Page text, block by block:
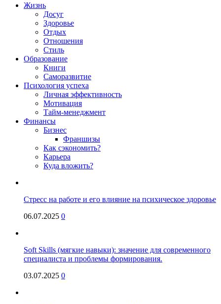
Жизнь
Досуг
Здоровье
Отдых
Отношения
Стиль
Образование
Книги
Саморазвитие
Психология успеха
Личная эффективность
Мотивация
Тайм-менеджмент
Финансы
Бизнес
Франшизы
Как сэкономить?
Карьера
Куда вложить?
Стресс на работе и его влияние на психическое здоровье
06.07.2025 0
Soft Skills (мягкие навыки): значение для современного
специалиста и проблемы формирования.
03.07.2025 0